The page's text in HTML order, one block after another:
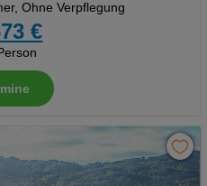
Ohne Verpflegung
€